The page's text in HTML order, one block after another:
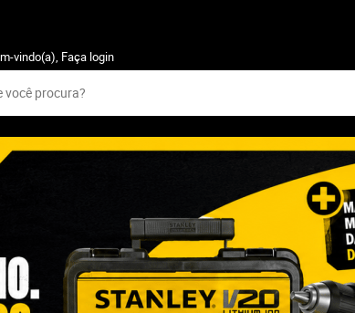
vindo(a), Faça login